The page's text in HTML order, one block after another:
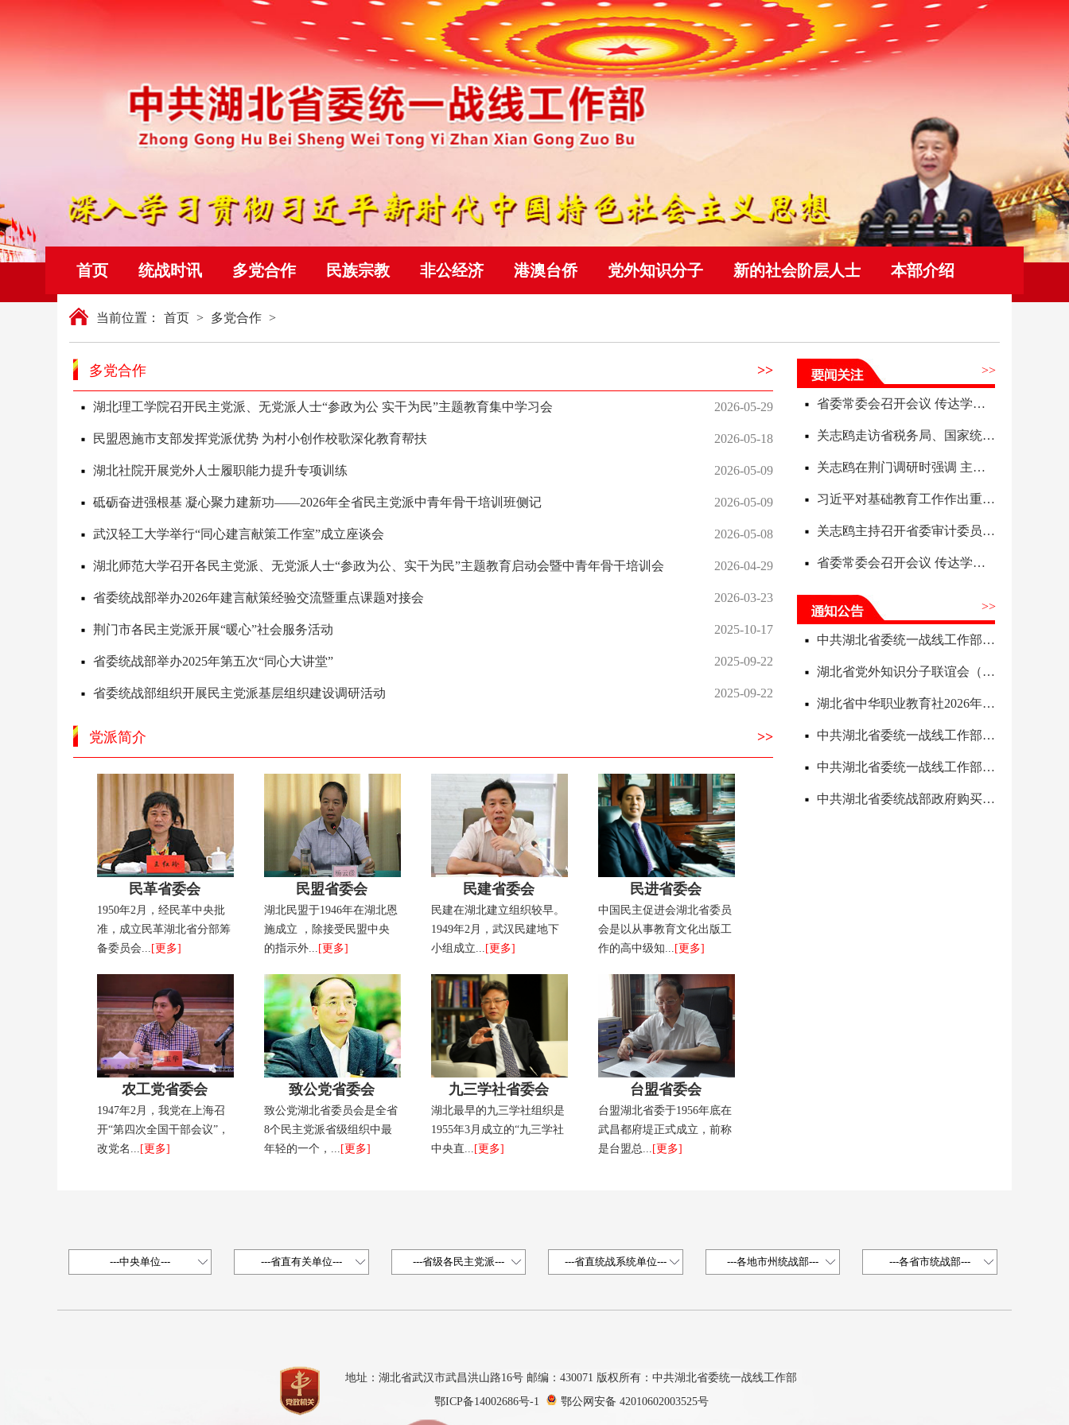
首页 统战时讯 多党合作 民族宗教 非公经济 港澳台侨 党外知识分子 新的社会阶层人士 本部介绍
当前位置： 首页 > 多党合作 >
多党合作 >>
2026-05-29
湖北理工学院召开民主党派、无党派人士“参政为公 实干为民”主题教育集中学习会
2026-05-18
民盟恩施市支部发挥党派优势 为村小创作校歌深化教育帮扶
2026-05-09
湖北社院开展党外人士履职能力提升专项训练
2026-05-09
砥砺奋进强根基 凝心聚力建新功——2026年全省民主党派中青年骨干培训班侧记
2026-05-08
武汉轻工大学举行“同心建言献策工作室”成立座谈会
2026-04-29
湖北师范大学召开各民主党派、无党派人士“参政为公、实干为民”主题教育启动会暨中青年骨干培训会
2026-03-23
省委统战部举办2026年建言献策经验交流暨重点课题对接会
2025-10-17
荆门市各民主党派开展“暖心”社会服务活动
2025-09-22
省委统战部举办2025年第五次“同心大讲堂”
2025-09-22
省委统战部组织开展民主党派基层组织建设调研活动
党派简介 >>
民革省委会
1950年2月，经民革中央批
准，成立民革湖北省分部筹
备委员会... [更多]
民盟省委会
湖北民盟于1946年在湖北恩
施成立 ，除接受民盟中央
的指示外... [更多]
民建省委会
民建在湖北建立组织较早。
1949年2月，武汉民建地下
小组成立... [更多]
民进省委会
中国民主促进会湖北省委员
会是以从事教育文化出版工
作的高中级知... [更多]
农工党省委会
1947年2月，我党在上海召
开“第四次全国干部会议”，
改党名... [更多]
致公党省委会
致公党湖北省委员会是全省
8个民主党派省级组织中最
年轻的一个，... [更多]
九三学社省委会
湖北最早的九三学社组织是
1955年3月成立的“九三学社
中央直... [更多]
​台盟省委会
台盟湖北省委于1956年底在
武昌都府堤正式成立，前称
是台盟总... [更多]
>>
省委常委会召开会议 传达学习习近平总书记重要讲话和指示精神研究部署人工智能发展、地质灾害防治、基础教育等工作 关志鸥主持并讲话
关志鸥走访省税务局、国家统计局湖北调查总队 并在省财政厅调研大财政体系建设工作
关志鸥在荆门调研时强调 主动融入武汉区域科技创新中心建设 加快推动产业高质量发展
习近平对基础教育工作作出重要指示
关志鸥主持召开省委审计委员会会议 以高质量审计监督护航经济社会高质量发展 李殿勋出席
省委常委会召开会议 传达学习习近平总书记重要讲话精神研究部署城市现代化建设、开发区高质量发展等工作 关志鸥主持并讲话
>>
中共湖北省委统一战线工作部2026年度单位预算信息公开目录
湖北省党外知识分子联谊会（湖北欧美同学会）2026年度单位预算信息公开目录
湖北省中华职业教育社2026年度单位预算信息公开目录
中共湖北省委统一战线工作部2026年度部门预算信息公开目录
中共湖北省委统一战线工作部关于十二届省委第八轮巡视整改进展情况的通报
中共湖北省委统战部政府购买服务指导性目录
地址：湖北省武汉市武昌洪山路16号 邮编：430071 版权所有：中共湖北省委统一战线工作部
鄂ICP备14002686号-1
鄂公网安备 42010602003525号